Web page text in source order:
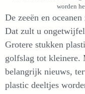
worden
De zeeën en
Dat zult u
Grotere stukken
golfslag tot kleinere.
belangrijk nieuws,
plastic deeltjes